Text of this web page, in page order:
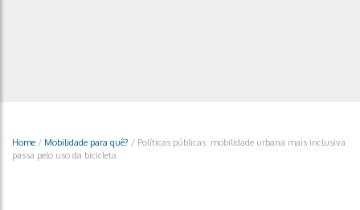
Home / Mobilidade para quê? / Políticas públicas: mobilidade urbana mais inclusiva
passa pelo uso da bicicleta